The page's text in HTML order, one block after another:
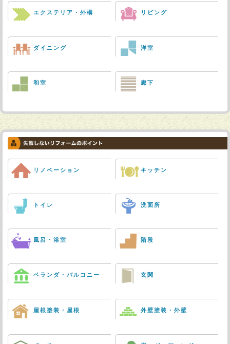
エクステリア・外構 リビング
ダイニング 洋室
和室 廊下
リノベーション キッチン
トイレ 洗面所
風呂・浴室 階段
ベランダ・バルコニー 玄関
屋根塗装・屋根 外壁塗装・外壁